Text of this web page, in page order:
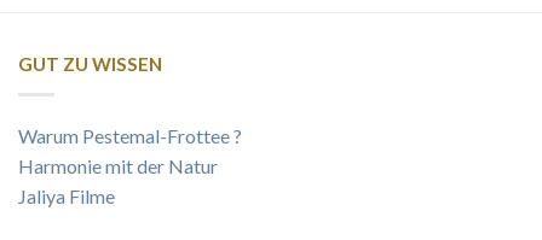
GUT ZU WISSEN
Warum Pestemal-Frottee ?
Harmonie mit der Natur
Jaliya Filme